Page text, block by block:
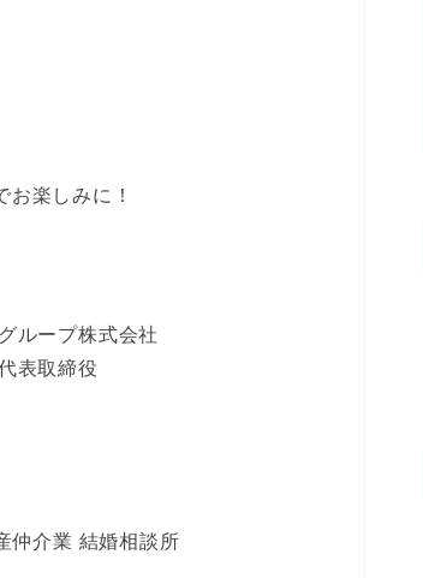
楽しみに！
ループ株式会社
表取締役
仲介業 結婚相談所